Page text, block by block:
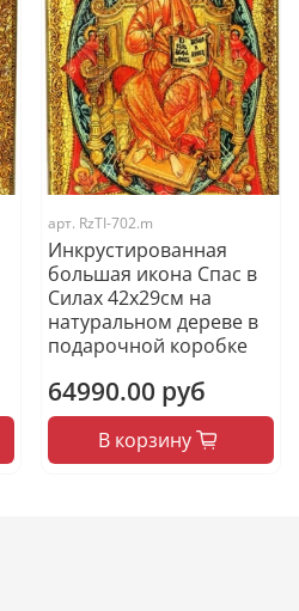
арт. RzTI-702.m
Инкрустированная
большая икона Спас в
Силах 42х29см на
натуральном дереве в
подарочной коробке
64990.00 руб
В корзину